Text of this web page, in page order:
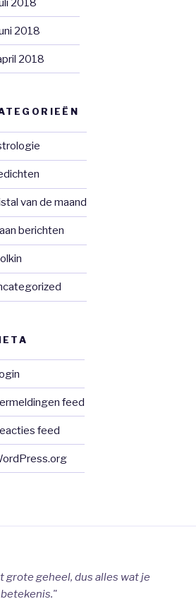
2018
2018
2018
van de maand
berichten
feed
feed
grote geheel, dus alles wat je